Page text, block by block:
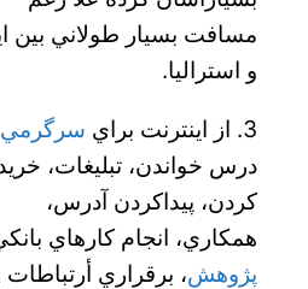
مسافت بسيار طولاني بين
و استراليا.
3. از اينترنت براي سرگرمي
درس خواندن، تبليغات،
كردن، پيداكردن آدرس،
همكاري، انجام كارهاي
پژوهش، برقراري أرتباطات